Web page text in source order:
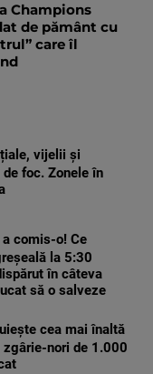
Champions
de pământ cu
care îl
vijelii și
foc. Zonele în
comis-o! Ce
la 5:30
în câteva
să o salveze
cea mai înaltă
nori de 1.000